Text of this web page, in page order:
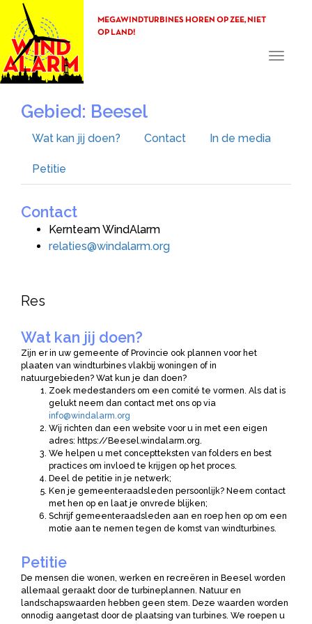
MEGAWINDTURBINES HOREN OP ZEE, NIET
OP LAND!
Toggle
Gebied: Beesel
Wat kan jij doen? Contact In de media
Petitie
Contact
Kernteam WindAlarm
relaties@windalarm.org
Res
Wat kan jij doen?
Zijn er in uw gemeente of Provincie ook plannen voor het
plaaten van windturbines vlakbij woningen of in
natuurgebieden? Wat kun je dan doen?
Zoek medestanders om een comité te vormen. Als dat is
gelukt neem dan contact met ons op via
info@windalarm.org
Wij richten dan een website voor u in met een eigen
adres: https://Beesel.windalarm.org.
We helpen u met conceptteksten van folders en best
practices om invloed te krijgen op het proces.
Deel de petitie in je netwerk;
Ken je gemeenteraadsleden persoonlijk? Neem contact
met hen op en laat je onvrede blijken;
Schrijf gemeenteraadsleden aan en roep hen op om een
motie aan te nemen tegen de komst van windturbines.
Petitie
De mensen die wonen, werken en recreëren in Beesel worden
allemaal geraakt door de turbineplannen. Natuur en
landschapswaarden hebben geen stem. Deze waarden worden
onnodig aangetast door de plaatsing van turbines. We roepen u